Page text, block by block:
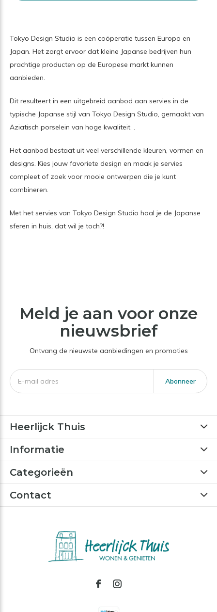
Tokyo Design Studio is een coöperatie tussen Europa en
Japan. Het zorgt ervoor dat kleine Japanse bedrijven hun
prachtige producten op de Europese markt kunnen
aanbieden.
Dit resulteert in een uitgebreid aanbod aan servies in de
typische Japanse stijl van Tokyo Design Studio, gemaakt van
Aziatisch porselein van hoge kwaliteit. .
Het aanbod bestaat uit veel verschillende kleuren, vormen en
designs. Kies jouw favoriete design en maak je servies
compleet of zoek voor mooie ontwerpen die je kunt
combineren.
Met het servies van Tokyo Design Studio haal je de Japanse
sferen in huis, dat wil je toch?!
Meld je aan voor onze
nieuwsbrief
Ontvang de nieuwste aanbiedingen en promoties
Abonneer
Heerlijck Thuis
Informatie
Categorieën
Contact